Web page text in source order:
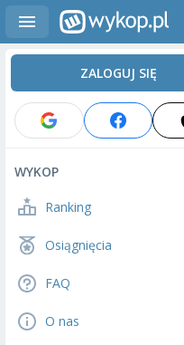
ZALOGUJ SIĘ
WYKOP
Ranking
Osiągnięcia
FAQ
O nas